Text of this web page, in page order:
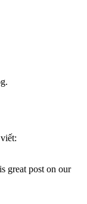
viết:
great post on our